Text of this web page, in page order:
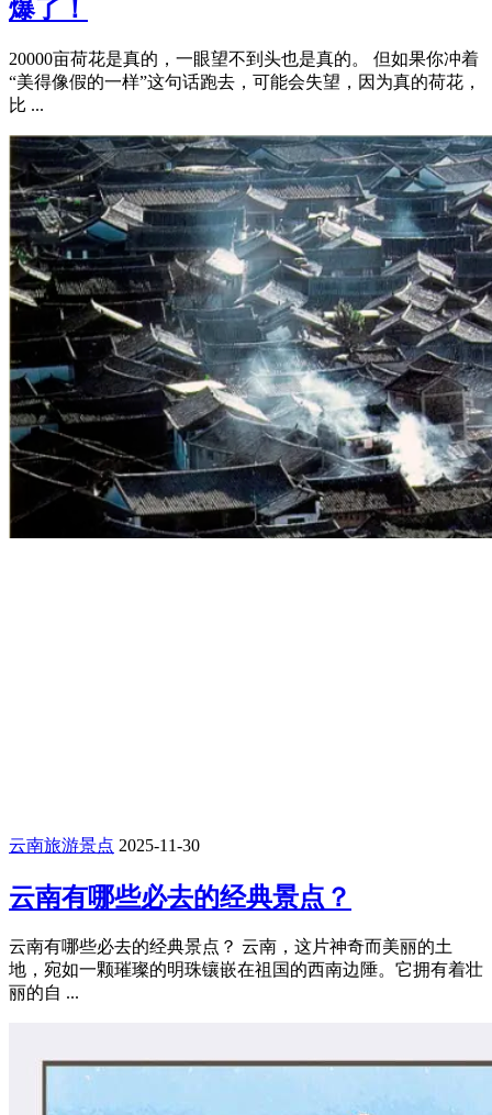
爆了！
20000亩荷花是真的，一眼望不到头也是真的。 但如果你冲着
“美得像假的一样”这句话跑去，可能会失望，因为真的荷花，
比 ...
云南旅游景点 2025-11-30
云南有哪些必去的经典景点？
云南有哪些必去的经典景点？ 云南，这片神奇而美丽的土
地，宛如一颗璀璨的明珠镶嵌在祖国的西南边陲。它拥有着壮
丽的自 ...